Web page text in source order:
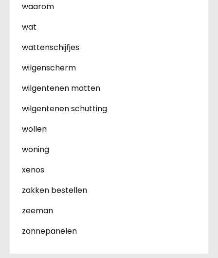
waarom
wat
wattenschijfjes
wilgenscherm
wilgentenen matten
wilgentenen schutting
wollen
woning
xenos
zakken bestellen
zeeman
zonnepanelen